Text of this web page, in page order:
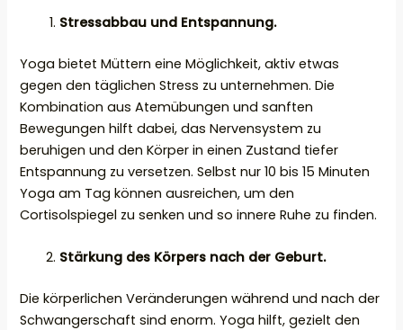
Stressabbau und Entspannung.
Yoga bietet Müttern eine Möglichkeit, aktiv etwas
gegen den täglichen Stress zu unternehmen. Die
Kombination aus Atemübungen und sanften
Bewegungen hilft dabei, das Nervensystem zu
beruhigen und den Körper in einen Zustand tiefer
Entspannung zu versetzen. Selbst nur 10 bis 15 Minuten
Yoga am Tag können ausreichen, um den
Cortisolspiegel zu senken und so innere Ruhe zu finden.
Stärkung des Körpers nach der Geburt.
Die körperlichen Veränderungen während und nach der
Schwangerschaft sind enorm. Yoga hilft, gezielt den